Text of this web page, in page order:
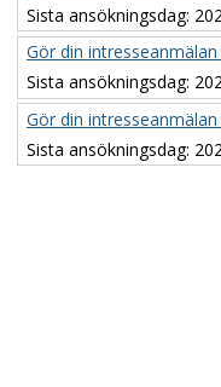
Sista ansökningsdag:
Gör din
Sista ansökningsdag:
Gör din
Sista ansökningsdag: